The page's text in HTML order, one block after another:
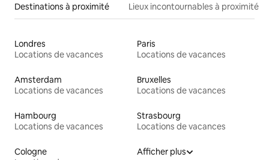
Destinations à proximité Lieux incontournables à proximité
Londres
Locations de vacances
Paris
Locations de vacances
Amsterdam
Locations de vacances
Bruxelles
Locations de vacances
Hambourg
Locations de vacances
Strasbourg
Locations de vacances
Cologne
Afficher plus